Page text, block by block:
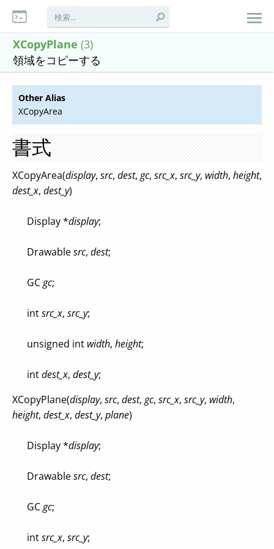
XCopyPlane (3)
領域をコピーする
Other Alias
XCopyArea
書式
XCopyArea(display, src, dest, gc, src_x, src_y, width, height,
dest_x, dest_y)
Display *display;
Drawablesrc, dest;
GCgc;
intsrc_x, src_y;
unsigned int width, height;
intdest_x, dest_y;
XCopyPlane(display, src, dest, gc, src_x, src_y, width,
height, dest_x, dest_y, plane)
Display *display;
Drawablesrc, dest;
GCgc;
intsrc_x, src_y;